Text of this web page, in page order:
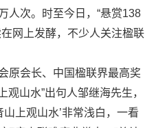
人次。时至今日，“悬赏138
网上发酵，不少人关注楹联
原会长、中国楹联界最高奖
观山水”出句人邹继海先生，
上观山水’非常浅白，一看